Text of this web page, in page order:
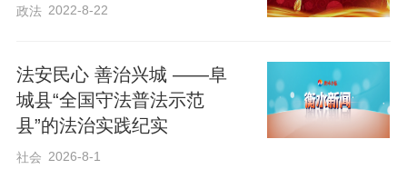
执己见，未能达成一致，遂报警求助。接
警力赶赴现场处置。“当时双方情绪都比较
激动，我们第一时间将双方分开，避免矛
盾进一步激化。”民警回忆道。在详细了解
政法 2022-8-22
法安民心 善治兴城 ——阜
城县“全国守法普法示范
县”的法治实践纪实
社会 2026-8-1